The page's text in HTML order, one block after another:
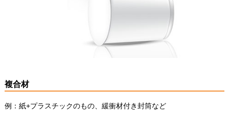
複合材
例：紙+プラスチックのもの、緩衝材付き封筒など